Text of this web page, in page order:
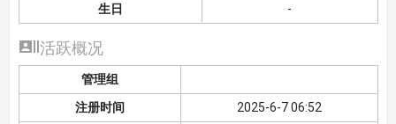
生日
-
活跃概况
管理组
注册时间
2025-6-7 06:52